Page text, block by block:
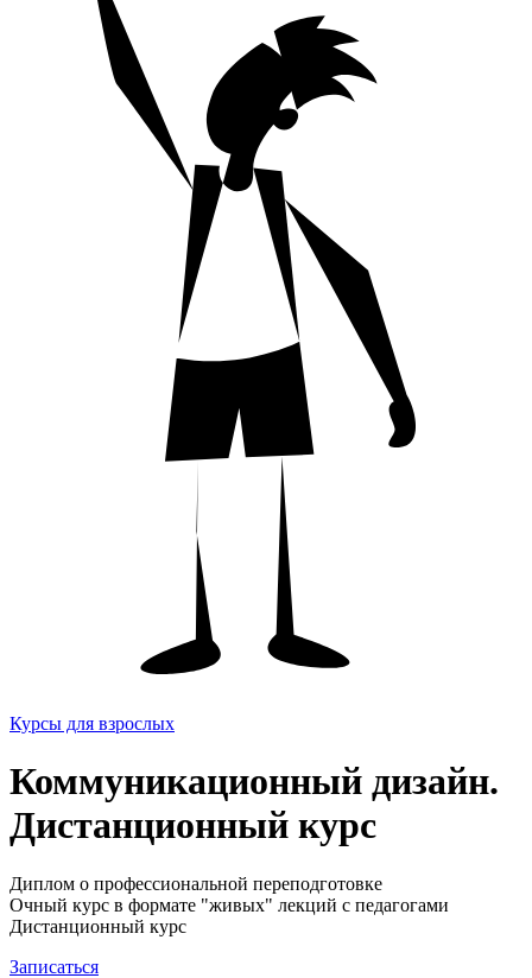
Курсы для взрослых
Коммуникационный дизайн.
Дистанционный курс
Диплом о профессиональной переподготовке
Очный курс в формате "живых" лекций с педагогами
Дистанционный курс
Записаться